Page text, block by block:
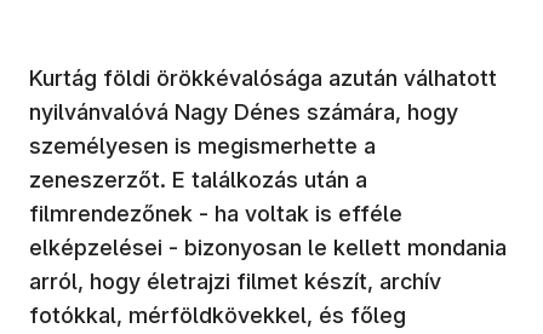
Kurtág földi örökkévalósága azután válhatott
nyilvánvalóvá Nagy Dénes számára, hogy
személyesen is megismerhette a
zeneszerzőt. E találkozás után a
filmrendezőnek - ha voltak is efféle
elképzelései - bizonyosan le kellett mondania
arról, hogy életrajzi filmet készít, archív
fotókkal, mérföldkövekkel, és főleg